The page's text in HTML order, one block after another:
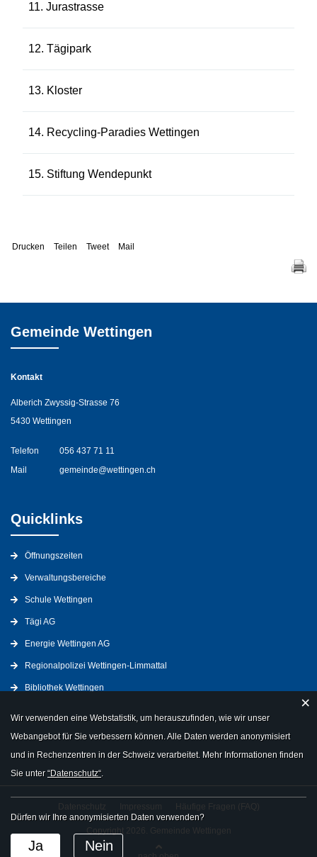
11. Jurastrasse
12. Tägipark
13. Kloster
14. Recycling-Paradies Wettingen
15. Stiftung Wendepunkt
Drucken Teilen Tweet Mail
Gemeinde Wettingen
Kontakt
Alberich Zwyssig-Strasse 76
5430 Wettingen
Telefon
056 437 71 11
Mail
gemeinde@wettingen.ch
Quicklinks
Öffnungszeiten
Verwaltungsbereiche
Schule Wettingen
Tägi AG
Energie Wettingen AG
Regionalpolizei Wettingen-Limmattal
Bibliothek Wettingen
Copyright 2026. Gemeinde Wettingen
Datenschutz Impressum Häufige Fragen (FAQ)
Wir verwenden eine Webstatistik, um herauszufinden, wie wir unser
Webangebot für Sie verbessern können. Alle Daten werden anonymisiert
und in Rechenzentren in der Schweiz verarbeitet. Mehr Informationen finden
Sie unter“Datenschutz“.
Dürfen wir Ihre anonymisierten Daten verwenden?
Ja Nein
×